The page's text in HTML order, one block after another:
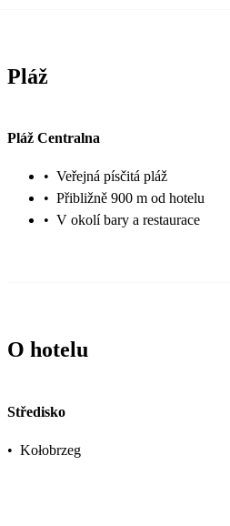
Pláž
Pláž Centralna
• Veřejná písčitá pláž
• Přibližně 900 m od hotelu
• V okolí bary a restaurace
O hotelu
Středisko
• Kołobrzeg